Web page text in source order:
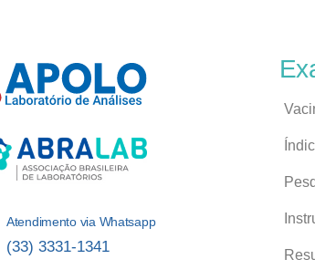
Atendimento via Whatsapp
(33) 3331-1341